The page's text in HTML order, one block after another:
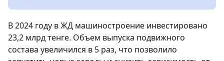
В 2024 году в ЖД машиностроение инвестировано
23,2 млрд тенге. Объем выпуска подвижного
состава увеличился в 5 раз, что позволило